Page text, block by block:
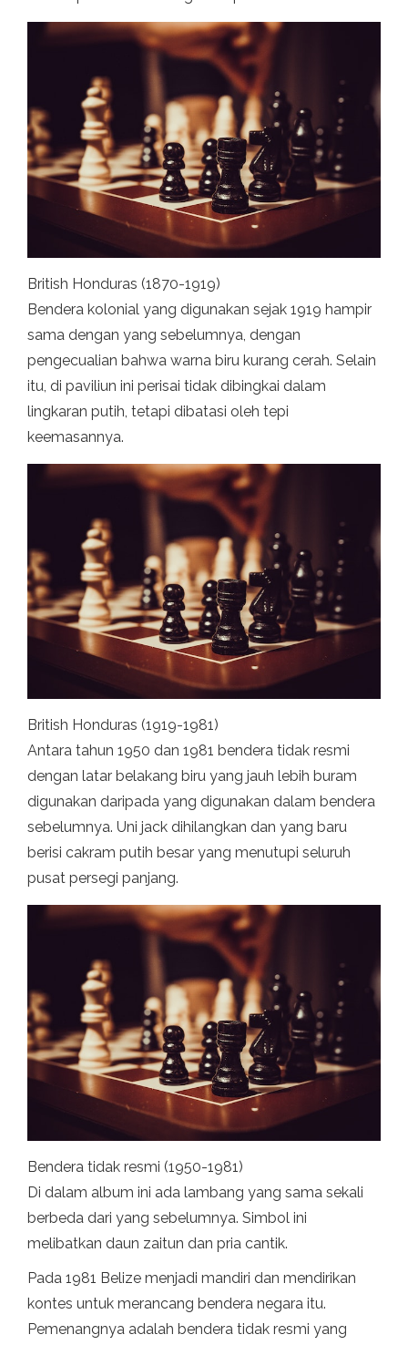
British Honduras (1870-1919)
Bendera kolonial yang digunakan sejak 1919 hampir
sama dengan yang sebelumnya, dengan
pengecualian bahwa warna biru kurang cerah. Selain
itu, di paviliun ini perisai tidak dibingkai dalam
lingkaran putih, tetapi dibatasi oleh tepi
keemasannya.
British Honduras (1919-1981)
Antara tahun 1950 dan 1981 bendera tidak resmi
dengan latar belakang biru yang jauh lebih buram
digunakan daripada yang digunakan dalam bendera
sebelumnya. Uni jack dihilangkan dan yang baru
berisi cakram putih besar yang menutupi seluruh
pusat persegi panjang.
Bendera tidak resmi (1950-1981)
Di dalam album ini ada lambang yang sama sekali
berbeda dari yang sebelumnya. Simbol ini
melibatkan daun zaitun dan pria cantik.
Pada 1981 Belize menjadi mandiri dan mendirikan
kontes untuk merancang bendera negara itu.
Pemenangnya adalah bendera tidak resmi yang